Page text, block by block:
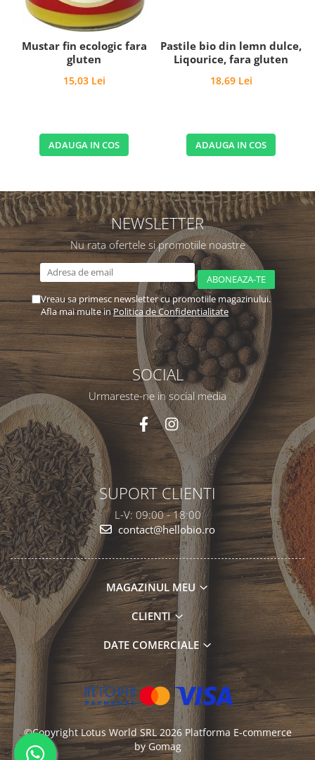
Mustar fin ecologic fara
gluten
15,03 Lei
ADAUGA IN COS
Pastile bio din lemn dulce,
Liqourice, fara gluten
18,69 Lei
ADAUGA IN COS
NEWSLETTER
Nu rata ofertele si promotiile noastre
Vreau sa primesc newsletter cu promotiile magazinului.
Afla mai multe inPolitica de Confidentialitate
SOCIAL
Urmareste-ne in social media
SUPORT CLIENTI
L-V: 09:00 - 18:00
contact@hellobio.ro
MAGAZINUL MEU
CLIENTI
DATE COMERCIALE
©Copyright Lotus World SRL 2026 Platforma E-commerce
by Gomag